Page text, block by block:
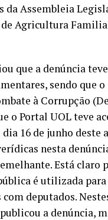
da Assembleia
Agricultura
que a denúncia
sendo que
à Corrupção
o Portal UOL teve
16 de junho deste
nesta
Está claro
é utilizada
com deputados.
publicou a denúncia,